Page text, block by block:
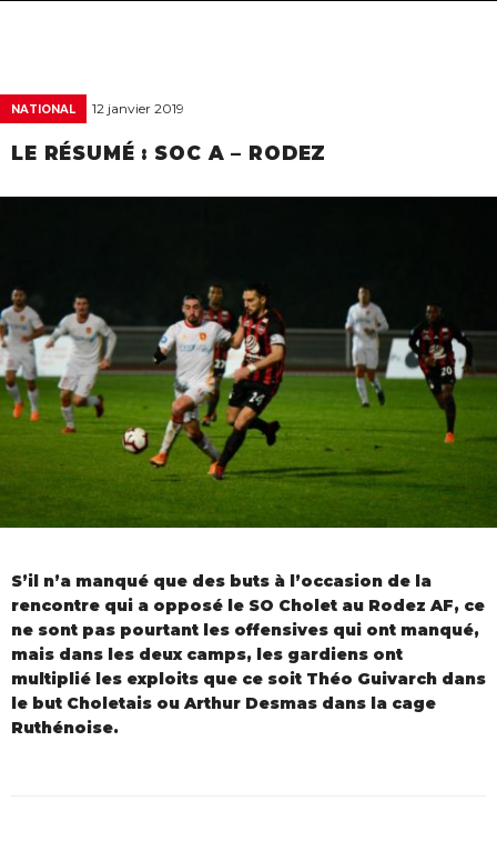
NATIONAL 12 janvier 2019
LE RÉSUMÉ : SOC A – RODEZ
S’il n’a manqué que des buts à l’occasion de la
rencontre qui a opposé le SO Cholet au Rodez AF, ce
ne sont pas pourtant les offensives qui ont manqué,
mais dans les deux camps, les gardiens ont
multiplié les exploits que ce soit Théo Guivarch dans
le but Choletais ou Arthur Desmas dans la cage
Ruthénoise.